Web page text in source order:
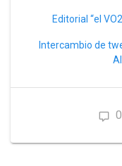
Editorial “el
Intercambio de
0